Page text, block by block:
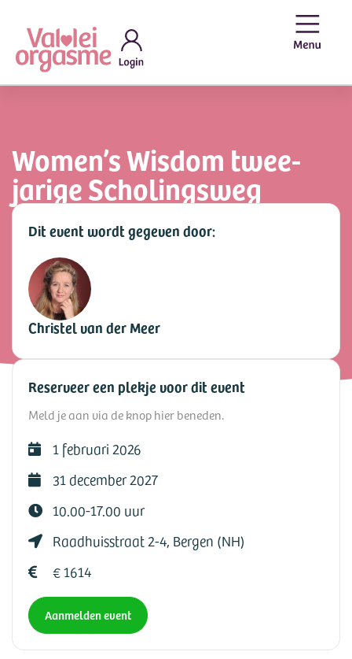
Women’s Wisdom twee-
jarige Scholingsweg
Dit event wordt gegeven door:
Christel van der Meer
Reserveer een plekje voor dit event
Meld je aan via de knop hier beneden.
1 februari 2026
31 december 2027
10.00-17.00 uur
Raadhuisstraat 2-4, Bergen (NH)
€ 1614
Aanmelden event